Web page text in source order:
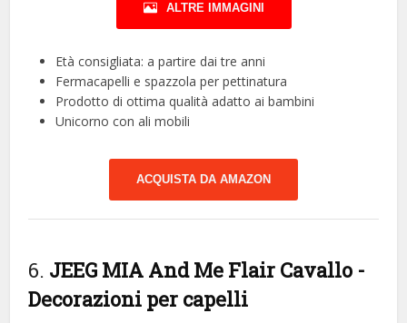
ALTRE IMMAGINI
Età consigliata: a partire dai tre anni
Fermacapelli e spazzola per pettinatura
Prodotto di ottima qualità adatto ai bambini
Unicorno con ali mobili
ACQUISTA DA AMAZON
6. JEEG MIA And Me Flair Cavallo -
Decorazioni per capelli